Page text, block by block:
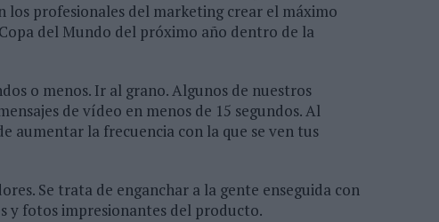
profesionales del marketing crear el máximo
del Mundo del próximo año dentro de la
o menos. Ir al grano. Algunos de nuestros
de vídeo en menos de 15 segundos. Al
aumentar la frecuencia con la que se ven tus
Se trata de enganchar a la gente enseguida con
y fotos impresionantes del producto.